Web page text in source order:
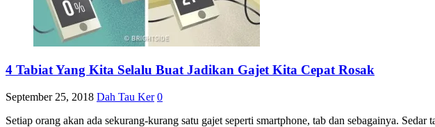
4 Tabiat Yang Kita Selalu Buat Jadikan Gajet Kita Cepat Rosak
September 25, 2018 Dah Tau Ker 0
Setiap orang akan ada sekurang-kurang satu gajet seperti smartphone, tab dan sebagainya.